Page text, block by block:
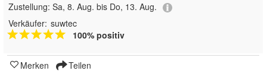
Zustellung: Sa, 8. Aug. bis Do, 13. Aug.
Verkäufer: suwtec
100% positiv
Merken Teilen